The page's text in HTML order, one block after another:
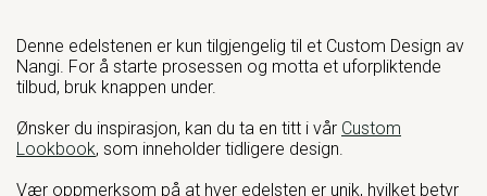
Denne edelstenen er kun tilgjengelig til et Custom Design av
Nangi. For å starte prosessen og motta et uforpliktende
tilbud, bruk knappen under.
Ønsker du inspirasjon, kan du ta en titt i vår Custom
Lookbook, som inneholder tidligere design.
Vær oppmerksom på at hver edelsten er unik, hvilket betyr